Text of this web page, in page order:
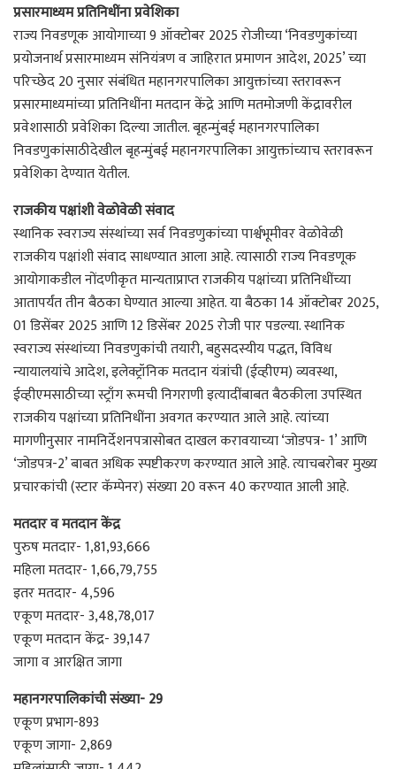
प्रसारमाध्यम प्रतिनिधींना प्रवेशिका
राज्य निवडणूक आयोगाच्या 9 ऑक्टोबर 2025 रोजीच्या ‘निवडणुकांच्या
प्रयोजनार्थ प्रसारमाध्यम संनियंत्रण व जाहिरात प्रमाणन आदेश, 2025’ च्या
परिच्छेद 20 नुसार संबंधित महानगरपालिका आयुक्तांच्या स्तरावरून
प्रसारमाध्यमांच्या प्रतिनिधींना मतदान केंद्रे आणि मतमोजणी केंद्रावरील
प्रवेशासाठी प्रवेशिका दिल्या जातील. बृहन्मुंबई महानगरपालिका
निवडणुकांसाठीदेखील बृहन्मुंबई महानगरपालिका आयुक्तांच्याच स्तरावरून
प्रवेशिका देण्यात येतील.
राजकीय पक्षांशी वेळोवेळी संवाद
स्थानिक स्वराज्य संस्थांच्या सर्व निवडणुकांच्या पार्श्वभूमीवर वेळोवेळी
राजकीय पक्षांशी संवाद साधण्यात आला आहे. त्यासाठी राज्य निवडणूक
आयोगाकडील नोंदणीकृत मान्यताप्राप्त राजकीय पक्षांच्या प्रतिनिधींच्या
आतापर्यंत तीन बैठका घेण्यात आल्या आहेत. या बैठका 14 ऑक्टोबर 2025,
01 डिसेंबर 2025 आणि 12 डिसेंबर 2025 रोजी पार पडल्या. स्थानिक
स्वराज्य संस्थांच्या निवडणुकांची तयारी, बहुसदस्यीय पद्धत, विविध
न्यायालयांचे आदेश, इलेक्ट्रॉनिक मतदान यंत्रांची (ईव्हीएम) व्यवस्था,
ईव्हीएमसाठीच्या स्ट्राँग रूमची निगराणी इत्यादींबाबत बैठकीला उपस्थित
राजकीय पक्षांच्या प्रतिनिधींना अवगत करण्यात आले आहे. त्यांच्या
मागणीनुसार नामनिर्देशनपत्रासोबत दाखल करावयाच्या ‘जोडपत्र- 1’ आणि
‘जोडपत्र-2’ बाबत अधिक स्पष्टीकरण करण्यात आले आहे. त्याचबरोबर मुख्य
प्रचारकांची (स्टार कॅम्पेनर) संख्या 20 वरून 40 करण्यात आली आहे.
मतदार व मतदान केंद्र
पुरुष मतदार- 1,81,93,666
महिला मतदार- 1,66,79,755
इतर मतदार- 4,596
एकूण मतदार- 3,48,78,017
एकूण मतदान केंद्र- 39,147
जागा व आरक्षित जागा
महानगरपालिकांची संख्या- 29
एकूण प्रभाग-893
एकूण जागा- 2,869